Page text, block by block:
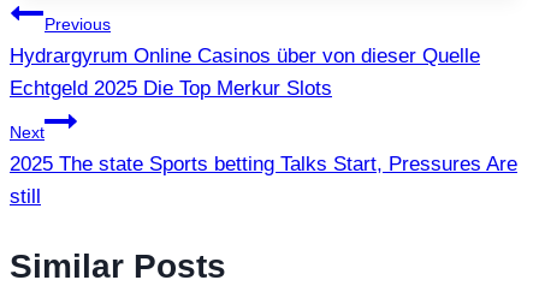
แนะแนว
เรื่อง
Previous
Hydrargyrum Online Casinos über von dieser Quelle
Echtgeld 2025 Die Top Merkur Slots
Next
2025 The state Sports betting Talks Start, Pressures Are
still
Similar Posts